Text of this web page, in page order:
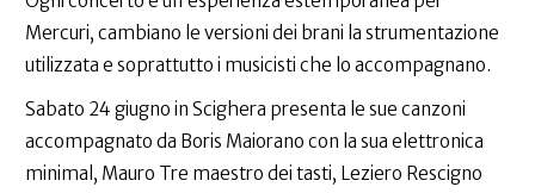
Mercuri, cambiano le versioni dei brani la strumentazione
utilizzata e soprattutto i musicisti che lo accompagnano.
Sabato 24 giugno in Scighera presenta le sue canzoni
accompagnato da Boris Maiorano con la sua elettronica
minimal, Mauro Tre maestro dei tasti, Leziero Rescigno